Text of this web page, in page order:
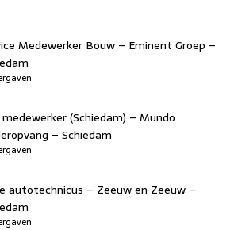
Medewerker Bouw – Eminent Groep –
medewerker (Schiedam) – Mundo
– Schiedam
autotechnicus – Zeeuw en Zeeuw –